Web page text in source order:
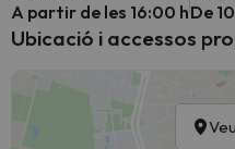
A partir de les 16:00 hDe
Ubicació i accessos